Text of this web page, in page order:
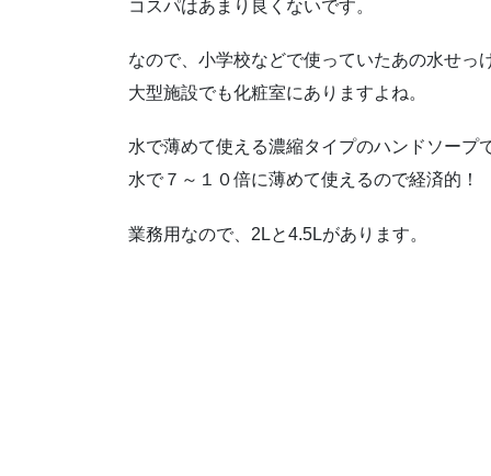
コスパはあまり良くないです。
なので、小学校などで使っていたあの水せっ
大型施設でも化粧室にありますよね。
水で薄めて使える濃縮タイプのハンドソープ
水で７～１０倍に薄めて使えるので経済的！
業務用なので、2Lと4.5Lがあります。